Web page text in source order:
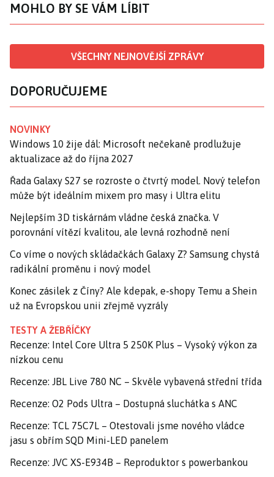
MOHLO BY SE VÁM LÍBIT
VŠECHNY NEJNOVĚJŠÍ ZPRÁVY
DOPORUČUJEME
NOVINKY
Windows 10 žije dál: Microsoft nečekaně prodlužuje
aktualizace až do října 2027
Řada Galaxy S27 se rozroste o čtvrtý model. Nový telefon
může být ideálním mixem pro masy i Ultra elitu
Nejlepším 3D tiskárnám vládne česká značka. V
porovnání vítězí kvalitou, ale levná rozhodně není
Co víme o nových skládačkách Galaxy Z? Samsung chystá
radikální proměnu i nový model
Konec zásilek z Číny? Ale kdepak, e-shopy Temu a Shein
už na Evropskou unii zřejmě vyzrály
TESTY A ŽEBŘÍČKY
Recenze: Intel Core Ultra 5 250K Plus – Vysoký výkon za
nízkou cenu
Recenze: JBL Live 780 NC – Skvěle vybavená střední třída
Recenze: O2 Pods Ultra – Dostupná sluchátka s ANC
Recenze: TCL 75C7L – Otestovali jsme nového vládce
jasu s obřím SQD Mini-LED panelem
Recenze: JVC XS-E934B – Reproduktor s powerbankou